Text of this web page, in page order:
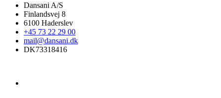
Dansani A/S
Finlandsvej 8
6100 Haderslev
+45 73 22 29 00
mail@dansani.dk
DK73318416